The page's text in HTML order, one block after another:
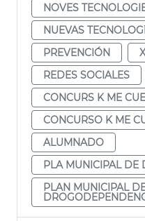
NOVES
NUEVAS
PREVENCIÓN
REDES SOCIALES
CONCURS K ME
CONCURSO K ME
ALUMNADO
PLA MUNICIPAL DE
PLAN MUNICIPAL